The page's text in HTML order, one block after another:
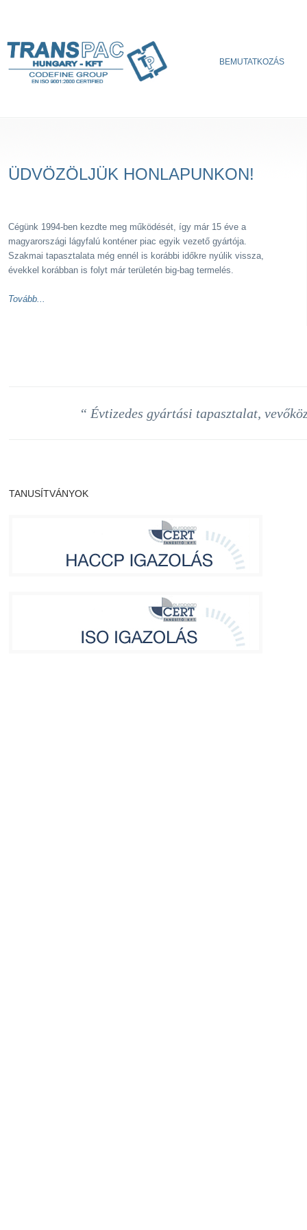
BEMUTATKOZÁS
ÜDVÖZÖLJÜK HONLAPUNKON!
Cégünk 1994-ben kezdte meg működését, így már 15 éve a
magyarországi lágyfalú konténer piac egyik vezető gyártója.
Szakmai tapasztalata még ennél is korábbi időkre nyúlik vissza,
évekkel korábban is folyt már területén big-bag termelés.
Tovább...
“ Évtizedes gyártási tapasztalat,
TANUSÍTVÁNYOK